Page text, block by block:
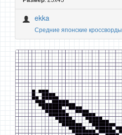
ekka
Средние японские кроссворды